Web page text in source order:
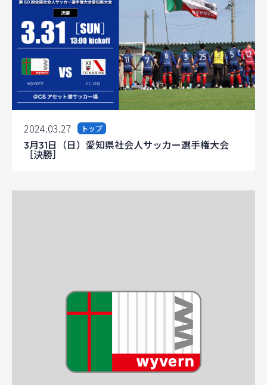
2024.03.27 トップ
3月31日（日）愛知県社会人サッカー選手権大会
［決勝］